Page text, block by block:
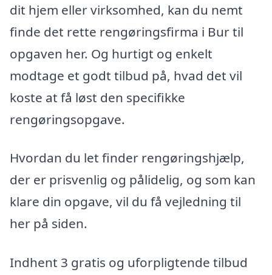
dit hjem eller virksomhed, kan du nemt
finde det rette rengøringsfirma i Bur til
opgaven her. Og hurtigt og enkelt
modtage et godt tilbud på, hvad det vil
koste at få løst den specifikke
rengøringsopgave.
Hvordan du let finder rengøringshjælp,
der er prisvenlig og pålidelig, og som kan
klare din opgave, vil du få vejledning til
her på siden.
Indhent 3 gratis og uforpligtende tilbud